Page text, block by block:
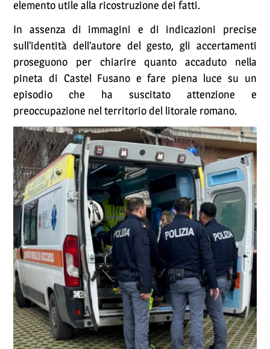
elemento utile alla ricostruzione dei fatti.
In assenza di immagini e di indicazioni precise
sull’identità dell’autore del gesto, gli accertamenti
proseguono per chiarire quanto accaduto nella
pineta di Castel Fusano e fare piena luce su un
episodio che ha suscitato attenzione e
preoccupazione nel territorio del litorale romano.